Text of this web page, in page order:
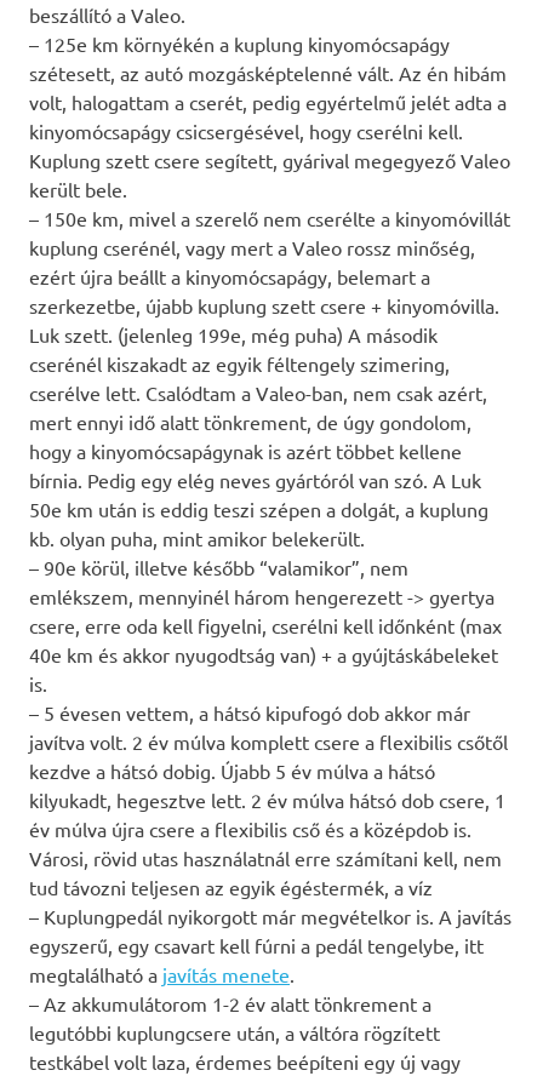
beszállító a Valeo.
– 125e km környékén a kuplung kinyomócsapágy
szétesett, az autó mozgásképtelenné vált. Az én hibám
volt, halogattam a cserét, pedig egyértelmű jelét adta a
kinyomócsapágy csicsergésével, hogy cserélni kell.
Kuplung szett csere segített, gyárival megegyező Valeo
került bele.
– 150e km, mivel a szerelő nem cserélte a kinyomóvillát
kuplung cserénél, vagy mert a Valeo rossz minőség,
ezért újra beállt a kinyomócsapágy, belemart a
szerkezetbe, újabb kuplung szett csere + kinyomóvilla.
Luk szett. (jelenleg 199e, még puha) A második
cserénél kiszakadt az egyik féltengely szimering,
cserélve lett. Csalódtam a Valeo-ban, nem csak azért,
mert ennyi idő alatt tönkrement, de úgy gondolom,
hogy a kinyomócsapágynak is azért többet kellene
bírnia. Pedig egy elég neves gyártóról van szó. A Luk
50e km után is eddig teszi szépen a dolgát, a kuplung
kb. olyan puha, mint amikor belekerült.
– 90e körül, illetve később “valamikor”, nem
emlékszem, mennyinél három hengerezett -> gyertya
csere, erre oda kell figyelni, cserélni kell időnként (max
40e km és akkor nyugodtság van) + a gyújtáskábeleket
is.
– 5 évesen vettem, a hátsó kipufogó dob akkor már
javítva volt. 2 év múlva komplett csere a flexibilis csőtől
kezdve a hátsó dobig. Újabb 5 év múlva a hátsó
kilyukadt, hegesztve lett. 2 év múlva hátsó dob csere, 1
év múlva újra csere a flexibilis cső és a középdob is.
Városi, rövid utas használatnál erre számítani kell, nem
tud távozni teljesen az egyik égéstermék, a víz
– Kuplungpedál nyikorgott már megvételkor is. A javítás
egyszerű, egy csavart kell fúrni a pedál tengelybe, itt
megtalálható a javítás menete.
– Az akkumulátorom 1-2 év alatt tönkrement a
legutóbbi kuplungcsere után, a váltóra rögzített
testkábel volt laza, érdemes beépíteni egy új vagy